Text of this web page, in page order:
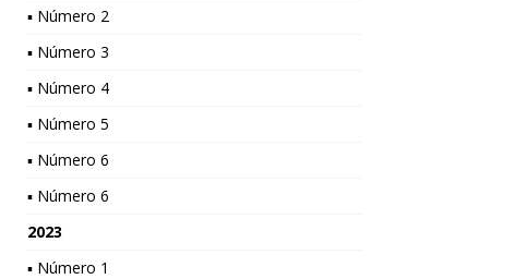
▪ Número 2
▪ Número 3
▪ Número 4
▪ Número 5
▪ Número 6
▪ Número 6
2023
▪ Número 1